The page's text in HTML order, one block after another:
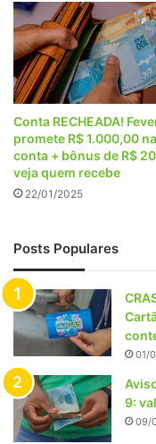
Conta RECHEADA!
promete R$ 1.000,00 na
conta + bônus de R$
veja quem recebe
22/01/2025
Posts Populares
01/
9:
09/